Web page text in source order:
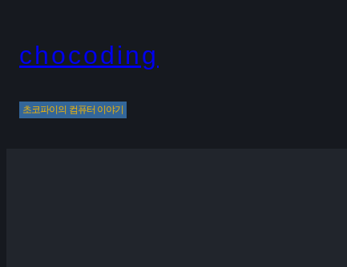
content
chocoding
초코파이의 컴퓨터 이야기